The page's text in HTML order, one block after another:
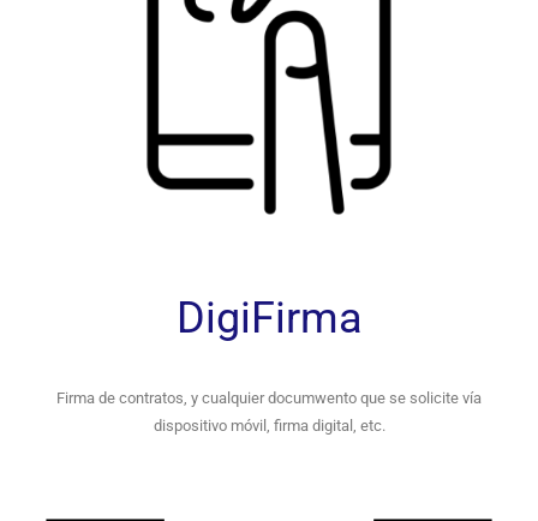
DigiFirma
Firma de contratos, y cualquier documwento que se solicite vía
dispositivo móvil, firma digital, etc.